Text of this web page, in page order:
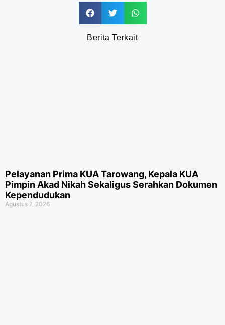
Berita Terkait
Pelayanan Prima KUA Tarowang, Kepala KUA
Pimpin Akad Nikah Sekaligus Serahkan Dokumen
Kependudukan
Agustus 7, 2026